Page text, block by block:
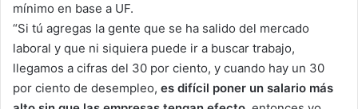
mínimo en base a UF.
“Si tú agregas la gente que se ha salido del mercado
laboral y que ni siquiera puede ir a buscar trabajo,
llegamos a cifras del 30 por ciento, y cuando hay un 30
por ciento de desempleo, es difícil poner un salario más